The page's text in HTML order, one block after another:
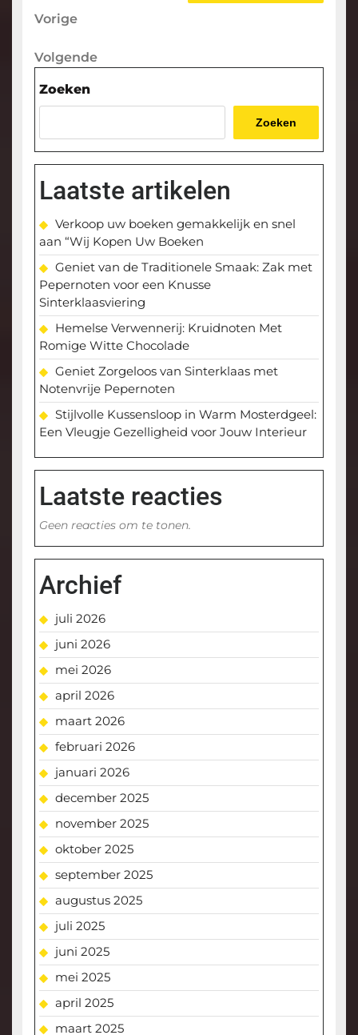
Berichtnavigatie
Vorige
Vorige
Volgende
Volgende
Zoeken
Zoeken
Laatste artikelen
Verkoop uw boeken gemakkelijk en snel
aan “Wij Kopen Uw Boeken
Geniet van de Traditionele Smaak: Zak met
Pepernoten voor een Knusse
Sinterklaasviering
Hemelse Verwennerij: Kruidnoten Met
Romige Witte Chocolade
Geniet Zorgeloos van Sinterklaas met
Notenvrije Pepernoten
Stijlvolle Kussensloop in Warm Mosterdgeel:
Een Vleugje Gezelligheid voor Jouw Interieur
Laatste reacties
Geen reacties om te tonen.
Archief
juli 2026
juni 2026
mei 2026
april 2026
maart 2026
februari 2026
januari 2026
december 2025
november 2025
oktober 2025
september 2025
augustus 2025
juli 2025
juni 2025
mei 2025
april 2025
maart 2025